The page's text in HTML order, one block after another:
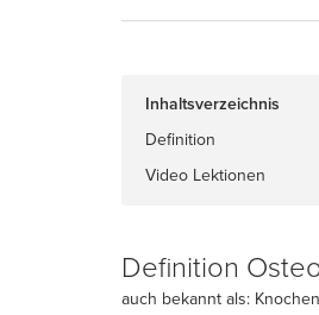
Inhaltsverzeichnis
Definition
Video Lektionen
Definition
auch bekannt als: